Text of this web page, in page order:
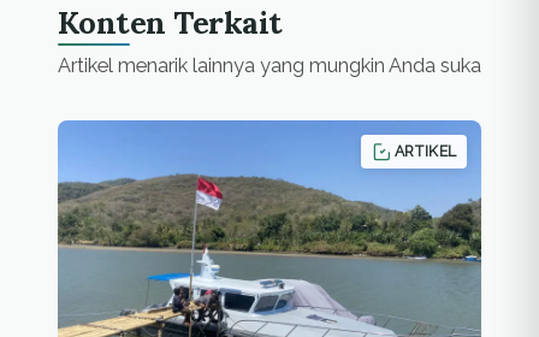
Konten Terkait
Artikel menarik lainnya yang mungkin Anda suka
ARTIKEL